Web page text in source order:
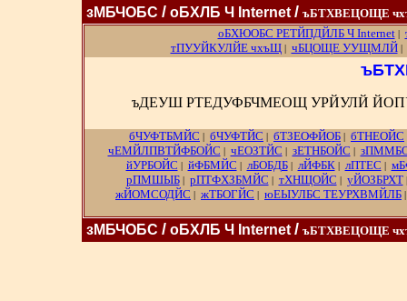
зМБЧОБС / оБХЛБ Ч Internet / ъБТХВЕЦОЩЕ
оБХЮОБС РЕТЙПДЙЛБ Ч Internet|
тПУУЙКУЛЙЕ чхъЩ| чБЦОЩЕ УУЩМЛЙ|
ъДЕУШ РТЕДУФБЧМЕОЩ УРЙУЛЙ
бЧУФТБМЙС | бЧУФТЙС | бТЗЕОФЙОБ | бТНЕОЙС
чЕМЙЛПВТЙФБОЙС | чЕОЗТЙС | зЕТНБОЙС |
йУРБОЙС | йФБМЙС | лБОБДБ| лЙФБК| лПТЕС |
рПМШЫБ| рПТФХЗБМЙС | тХНЩОЙС | уЙОЗБРХТ
жЙОМСОДЙС | жТБОГЙС | юЕЫУЛБС ТЕУРХВМЙЛБ
зМБЧОБС / оБХЛБ Ч Internet / ъБТХВЕЦОЩЕ